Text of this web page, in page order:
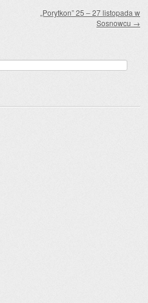
„Porytkon” 25 – 27 listopada w
Sosnowcu →